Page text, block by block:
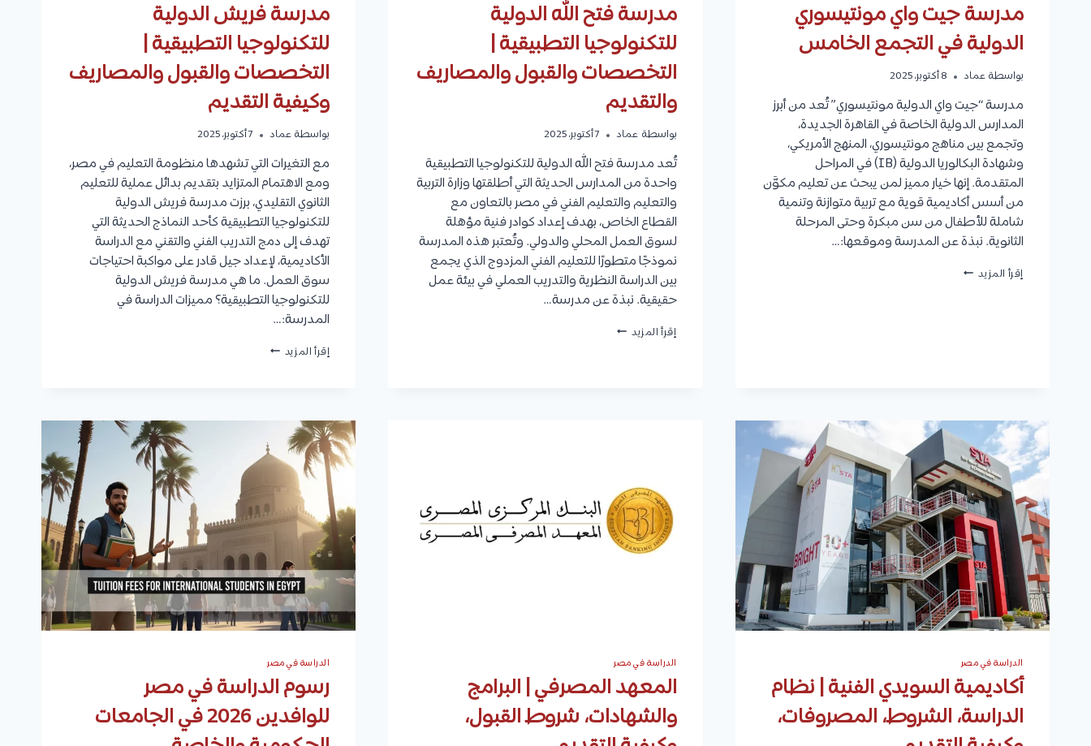
مدرسة جيت واي مونتيسوري
الدولية في التجمع الخامس
بواسطة عماد 8 أكتوبر، 2025
مدرسة “جيت واي الدولية مونتيسوري” تُعد من أبرز
المدارس الدولية الخاصة في القاهرة الجديدة،
وتجمع بين مناهج مونتيسوري، المنهج الأمريكي،
وشهادة البكالوريا الدولية (IB) في المراحل
المتقدمة. إنها خيار مميز لمن يبحث عن تعليم مكوَّن
من أسس أكاديمية قوية مع تربية متوازنة وتنمية
شاملة للأطفال من سن مبكرة وحتى المرحلة
الثانوية. نبذة عن المدرسة وموقعها:…
إقرأ المزيد مدرسة
مدرسة فتح الله الدولية
للتكنولوجيا التطبيقية |
التخصصات والقبول والمصاريف
والتقديم
بواسطة عماد 7 أكتوبر، 2025
تُعد مدرسة فتح الله الدولية للتكنولوجيا التطبيقية
واحدة من المدارس الحديثة التي أطلقتها وزارة التربية
والتعليم والتعليم الفني في مصر بالتعاون مع
القطاع الخاص، بهدف إعداد كوادر فنية مؤهلة
لسوق العمل المحلي والدولي. وتُعتبر هذه المدرسة
نموذجًا متطورًا للتعليم الفني المزدوج الذي يجمع
بين الدراسة النظرية والتدريب العملي في بيئة عمل
حقيقية. نبذة عن مدرسة…
إقرأ المزيد مدرسة
والتقديم
مدرسة فريش الدولية
للتكنولوجيا التطبيقية |
التخصصات والقبول والمصاريف
وكيفية التقديم
بواسطة عماد 7 أكتوبر، 2025
مع التغيرات التي تشهدها منظومة التعليم في مصر،
ومع الاهتمام المتزايد بتقديم بدائل عملية للتعليم
الثانوي التقليدي، برزت مدرسة فريش الدولية
للتكنولوجيا التطبيقية كأحد النماذج الحديثة التي
تهدف إلى دمج التدريب الفني والتقني مع الدراسة
الأكاديمية، لإعداد جيل قادر على مواكبة احتياجات
سوق العمل. ما هي مدرسة فريش الدولية
للتكنولوجيا التطبيقية؟ مميزات الدراسة في
المدرسة:…
إقرأ المزيد مدرسة
التخصصات
والقبول
والمصاريف
وكيفية
التقديم
الدراسة في مصر
أكاديمية السويدي الفنية | نظام
الدراسة، الشروط، المصروفات،
الدراسة في مصر
المعهد المصرفي | البرامج
والشهادات، شروط القبول،
الدراسة في مصر
رسوم الدراسة في مصر
للوافدين 2026 في الجامعات